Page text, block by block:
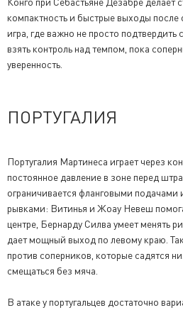
компактность и быстрые выходы после
игра, где важно не просто подтвердить
взять контроль над темпом, пока
уверенность.
ПОРТУГАЛИЯ
Португалия Мартинеса играет через
постоянное давление в зоне перед
ограничивается фланговыми
рывками: Витинья и Жоау Невеш
центре, Бернарду Силва умеет менять
дает мощный выход по левому краю.
против соперников, которые садятся
смещаться без мяча.
В атаке у португальцев достаточно